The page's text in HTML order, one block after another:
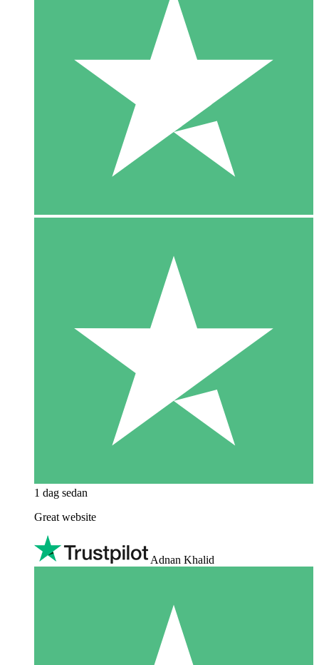
1 dag sedan
Great website
Adnan Khalid